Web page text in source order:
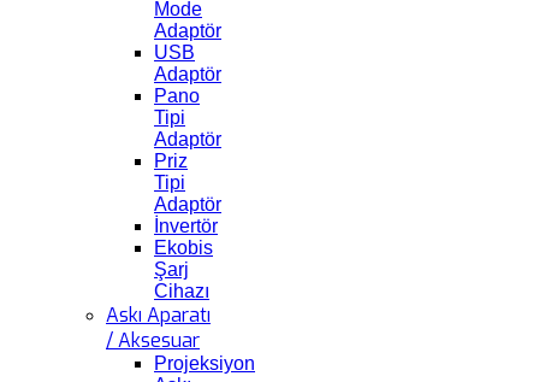
Mode
Adaptör
USB
Adaptör
Pano
Tipi
Adaptör
Priz
Tipi
Adaptör
İnvertör
Ekobis
Şarj
Cihazı
Askı Aparatı
/ Aksesuar
Projeksiyon